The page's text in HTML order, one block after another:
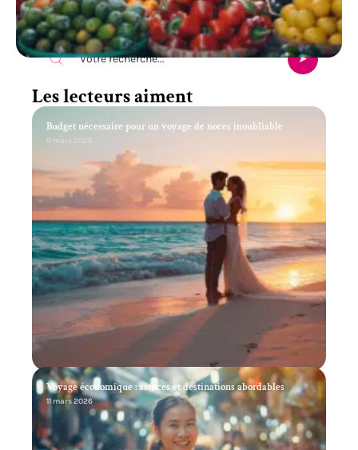
Recherche
Les lecteurs aiment
Budget nécessaire pour un voyage de noces inoubliable
11 mars 2026
Voyage économique : astuces et destinations abordables
11 mars 2026